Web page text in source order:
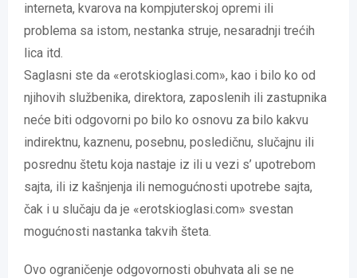
interneta, kvarova na kompjuterskoj opremi ili
problema sa istom, nestanka struje, nesaradnji trećih
lica itd.
Saglasni ste da «erotskioglasi.com», kao i bilo ko od
njihovih službenika, direktora, zaposlenih ili zastupnika
neće biti odgovorni po bilo ko osnovu za bilo kakvu
indirektnu, kaznenu, posebnu, posledičnu, slučajnu ili
posrednu štetu koja nastaje iz ili u vezi s’ upotrebom
sajta, ili iz kašnjenja ili nemogućnosti upotrebe sajta,
čak i u slučaju da je «erotskioglasi.com» svestan
mogućnosti nastanka takvih šteta.
Ovo ograničenje odgovornosti obuhvata ali se ne